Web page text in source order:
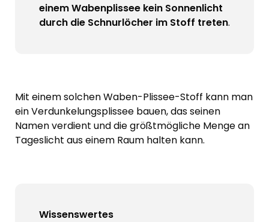
einem Wabenplissee kein Sonnenlicht
durch die Schnurlöcher im Stoff treten.
Mit einem solchen Waben-Plissee-Stoff kann man
ein Verdunkelungsplissee bauen, das seinen
Namen verdient und die größtmögliche Menge an
Tageslicht aus einem Raum halten kann.
Wissenswertes